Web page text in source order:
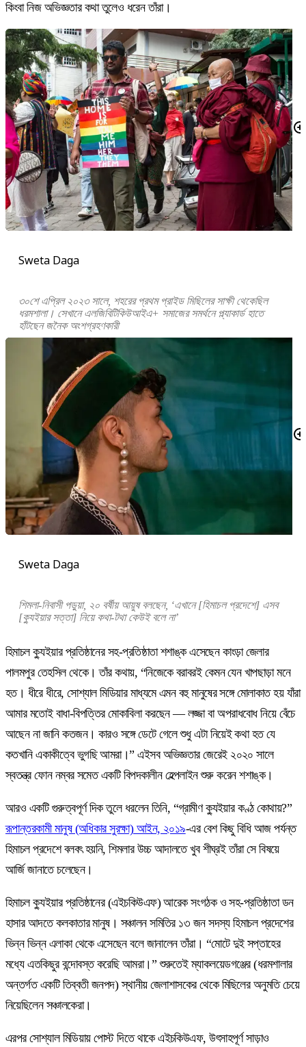
কিংবা নিজ অভিজ্ঞতার কথা তুলেও ধরেন তাঁরা।
Sweta Daga
৩০শে এপ্রিল ২০২৩ সালে, শহরের প্রথম প্রাইড মিছিলের সাক্ষী থেকেছিল
ধরমশালা। সেখানে এলজিবিটিকিউআইএ+ সমাজের সমর্থনে প্ল্যাকার্ড হাতে
হাঁটছেন জনৈক অংশগ্রহণকারী
Sweta Daga
শিমলা-নিবাসী পড়ুয়া, ২০ বর্ষীয় আয়ুষ বলছেন, ‘এখানে [হিমাচল প্রদেশে] এসব
[ক্যুইয়ার সত্তা] নিয়ে কথা-টথা কেউই বলে না’
হিমাচল ক্যুইয়ার প্রতিষ্ঠানের সহ-প্রতিষ্ঠাতা শশাঙ্ক এসেছেন কাংড়া জেলার
পালমপুর তেহসিল থেকে। তাঁর কথায়, “নিজেকে বরাবরই কেমন যেন খাপছাড়া মনে
হত। ধীরে ধীরে, সোশ্যাল মিডিয়ার মাধ্যমে এমন বহু মানুষের সঙ্গে মোলাকাত হয় যাঁরা
আমার মতোই বাধা-বিপত্তির মোকাবিলা করছেন — লজ্জা বা অপরাধবোধ নিয়ে বেঁচে
আছেন না জানি কতজন। কারও সঙ্গে ডেটে গেলে শুধু এটা নিয়েই কথা হত যে
কতখানি একাকীত্বে ভুগছি আমরা।” এইসব অভিজ্ঞতার জেরেই ২০২০ সালে
স্বতন্ত্র ফোন নম্বর সমেত একটি বিপদকালীন হেল্পলাইন শুরু করেন শশাঙ্ক।
আরও একটি গুরুত্বপূর্ণ দিক তুলে ধরলেন তিনি, “গ্রামীণ ক্যুইয়ার কণ্ঠ কোথায়?”
রূপান্তরকামী মানুষ (অধিকার সুরক্ষা) আইন, ২০১৯-এর বেশ কিছু বিধি আজ পর্যন্ত
হিমাচল প্রদেশে বলবৎ হয়নি, শিমলার উচ্চ আদালতে খুব শীঘ্রই তাঁরা সে বিষয়ে
আর্জি জানাতে চলেছেন।
হিমাচল ক্যুইয়ার প্রতিষ্ঠানের (এইচকিউএফ) আরেক সংগঠক ও সহ-প্রতিষ্ঠাতা ডন
হাসার আদতে কলকাতার মানুষ। সঞ্চালন সমিতির ১৩ জন সদস্য হিমাচল প্রদেশের
ভিন্ন ভিন্ন এলাকা থেকে এসেছেন বলে জানালেন তাঁরা। “মোটে দুই সপ্তাহের
মধ্যে এতকিছুর বন্দোবস্ত করেছি আমরা।” শুরুতেই ম্যাকলয়েডগঞ্জের (ধরমশালার
অন্তর্গত একটি তিব্বতী জনপদ) স্থানীয় জেলাশাসকের থেকে মিছিলের অনুমতি চেয়ে
নিয়েছিলেন সঞ্চালকেরা।
এরপর সোশ্যাল মিডিয়ায় পোস্ট দিতে থাকে এইচকিউএফ, উৎসাহপূর্ণ সাড়াও